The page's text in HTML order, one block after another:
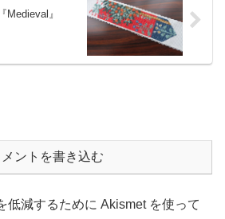
Medieval』
メントを書き込む
低減するために Akismet を使って